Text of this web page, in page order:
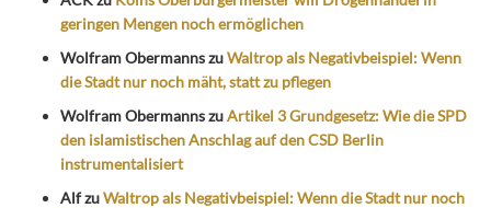
geringen Mengen noch ermöglichen
Wolfram ObermannszuWaltrop als Negativbeispiel: Wenn
die Stadt nur noch mäht, statt zu pflegen
Wolfram ObermannszuArtikel 3 Grundgesetz: Wie die SPD
den islamistischen Anschlag auf den CSD Berlin
instrumentalisiert
AlfzuWaltrop als Negativbeispiel: Wenn die Stadt nur noch